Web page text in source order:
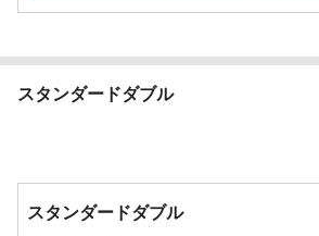
スタンダードダブル
スタンダードダブル